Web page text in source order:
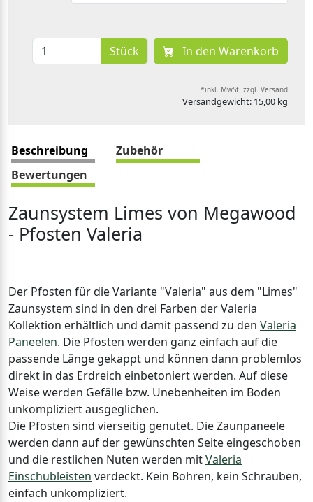
Stück In den Warenkorb
*inkl. MwSt. zzgl. Versand
Versandgewicht: 15,00 kg
Beschreibung
Zubehör
Bewertungen
Zaunsystem Limes von Megawood
- Pfosten Valeria
Der Pfosten für die Variante "Valeria" aus dem "Limes"
Zaunsystem sind in den drei Farben der Valeria
Kollektion erhältlich und damit passend zu den Valeria
Paneelen. Die Pfosten werden ganz einfach auf die
passende Länge gekappt und können dann problemlos
direkt in das Erdreich einbetoniert werden. Auf diese
Weise werden Gefälle bzw. Unebenheiten im Boden
unkompliziert ausgeglichen.
Die Pfosten sind vierseitig genutet. Die Zaunpaneele
werden dann auf der gewünschten Seite eingeschoben
und die restlichen Nuten werden mitValeria
Einschubleisten verdeckt. Kein Bohren, kein Schrauben,
einfach unkompliziert.